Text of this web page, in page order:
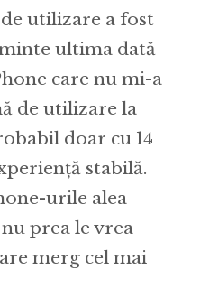
de utilizare a fost
ultima dată
care nu mi-a
de utilizare la
doar cu 14
stabilă.
urile alea
prea le vrea
merg cel mai